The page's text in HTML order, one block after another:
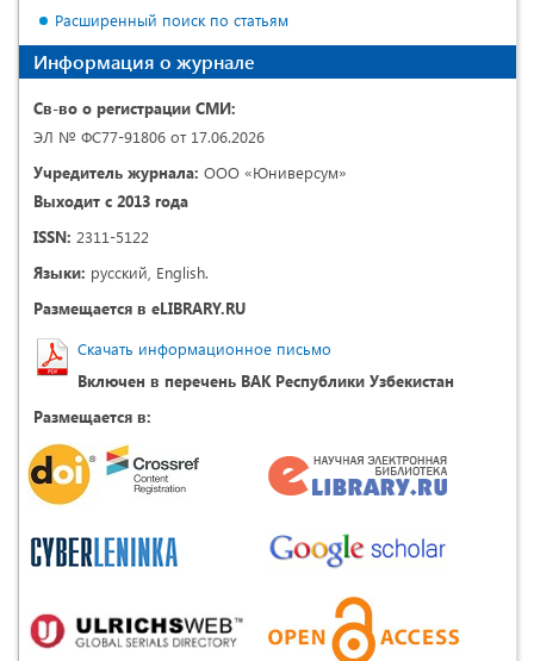
Расширенный поиск по статьям
Информация о журнале
Св-во о регистрации СМИ:
ЭЛ № ФС77-91806 от 17.06.2026
Учредитель журнала: ООО «Юниверсум»
Выходит с 2013 года
ISSN: 2311-5122
Языки: русский, English.
Размещается в eLIBRARY.RU
Скачать информационное письмо
Включен в перечень ВАК Республики Узбекистан
Размещается в: